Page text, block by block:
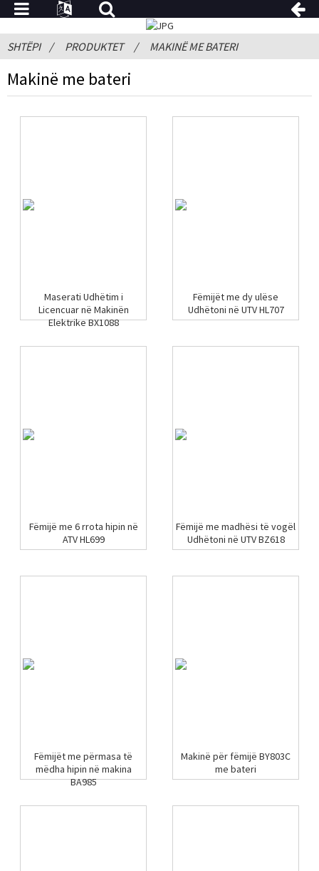
SHTËPI PRODUKTET MAKINË ME BATERI
Makinë me bateri
Maserati Udhëtim i
Licencuar në Makinën
Elektrike BX1088
Fëmijët me dy ulëse
Udhëtoni në UTV HL707
Fëmijë me 6 rrota hipin në
ATV HL699
Fëmijë me madhësi të vogël
Udhëtoni në UTV BZ618
Fëmijët me përmasa të
mëdha hipin në makina
BA985
Makinë për fëmijë BY803C
me bateri